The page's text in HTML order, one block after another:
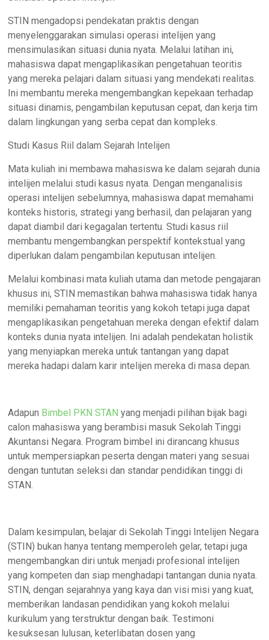
STIN mengadopsi pendekatan praktis dengan
menyelenggarakan simulasi operasi intelijen yang
mensimulasikan situasi dunia nyata. Melalui latihan ini,
mahasiswa dapat mengaplikasikan pengetahuan teoritis
yang mereka pelajari dalam situasi yang mendekati realitas.
Ini membantu mereka mengembangkan kepekaan terhadap
situasi dinamis, pengambilan keputusan cepat, dan kerja tim
dalam lingkungan yang serba cepat dan kompleks.
Studi Kasus Riil dalam Sejarah Intelijen
Mata kuliah ini membawa mahasiswa ke dalam sejarah dunia
intelijen melalui studi kasus nyata. Dengan menganalisis
operasi intelijen sebelumnya, mahasiswa dapat memahami
konteks historis, strategi yang berhasil, dan pelajaran yang
dapat diambil dari kegagalan tertentu. Studi kasus riil
membantu mengembangkan perspektif kontekstual yang
diperlukan dalam pengambilan keputusan intelijen.
Melalui kombinasi mata kuliah utama dan metode pengajaran
khusus ini, STIN memastikan bahwa mahasiswa tidak hanya
memiliki pemahaman teoritis yang kokoh tetapi juga dapat
mengaplikasikan pengetahuan mereka dengan efektif dalam
konteks dunia nyata intelijen. Ini adalah pendekatan holistik
yang menyiapkan mereka untuk tantangan yang dapat
mereka hadapi dalam karir intelijen mereka di masa depan.
Adapun Bimbel PKN STAN yang menjadi pilihan bijak bagi
calon mahasiswa yang berambisi masuk Sekolah Tinggi
Akuntansi Negara. Program bimbel ini dirancang khusus
untuk mempersiapkan peserta dengan materi yang sesuai
dengan tuntutan seleksi dan standar pendidikan tinggi di
STAN.
Dalam kesimpulan, belajar di Sekolah Tinggi Intelijen Negara
(STIN) bukan hanya tentang memperoleh gelar, tetapi juga
mengembangkan diri untuk menjadi profesional intelijen
yang kompeten dan siap menghadapi tantangan dunia nyata.
STIN, dengan sejarahnya yang kaya dan visi misi yang kuat,
memberikan landasan pendidikan yang kokoh melalui
kurikulum yang terstruktur dengan baik. Testimoni
kesuksesan lulusan, keterlibatan dosen yang